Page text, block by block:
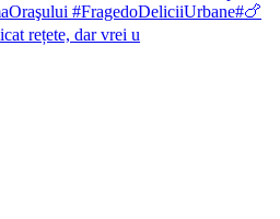
rețete, dar vrei u